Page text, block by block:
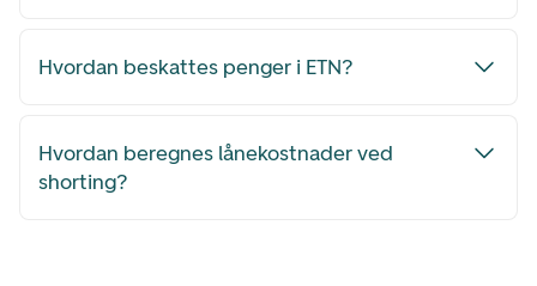
Hvordan beskattes penger i ETN?
Hvordan beregnes lånekostnader ved
shorting?